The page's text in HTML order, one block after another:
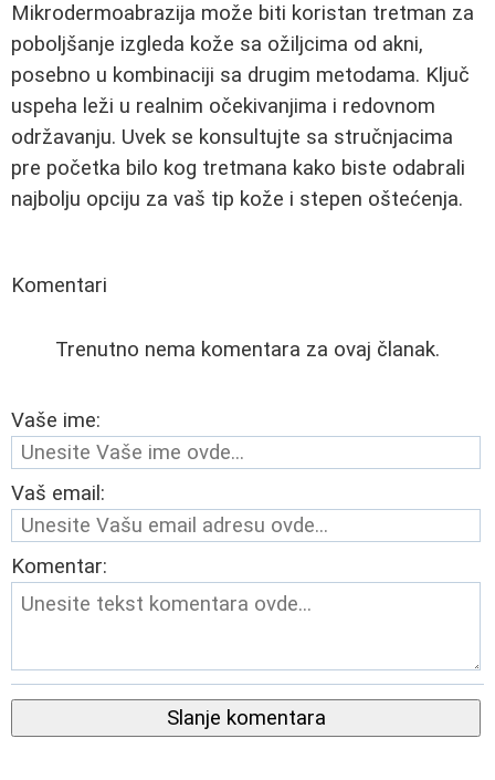
Mikrodermoabrazija može biti koristan tretman za
poboljšanje izgleda kože sa ožiljcima od akni,
posebno u kombinaciji sa drugim metodama. Ključ
uspeha leži u realnim očekivanjima i redovnom
održavanju. Uvek se konsultujte sa stručnjacima
pre početka bilo kog tretmana kako biste odabrali
najbolju opciju za vaš tip kože i stepen oštećenja.
Komentari
Trenutno nema komentara za ovaj članak.
Vaše ime:
Vaš email:
Komentar:
Slanje komentara